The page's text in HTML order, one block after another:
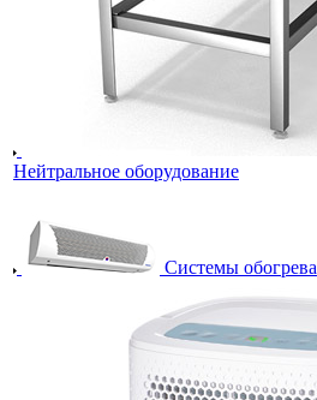
Нейтральное оборудование
Системы обогрева